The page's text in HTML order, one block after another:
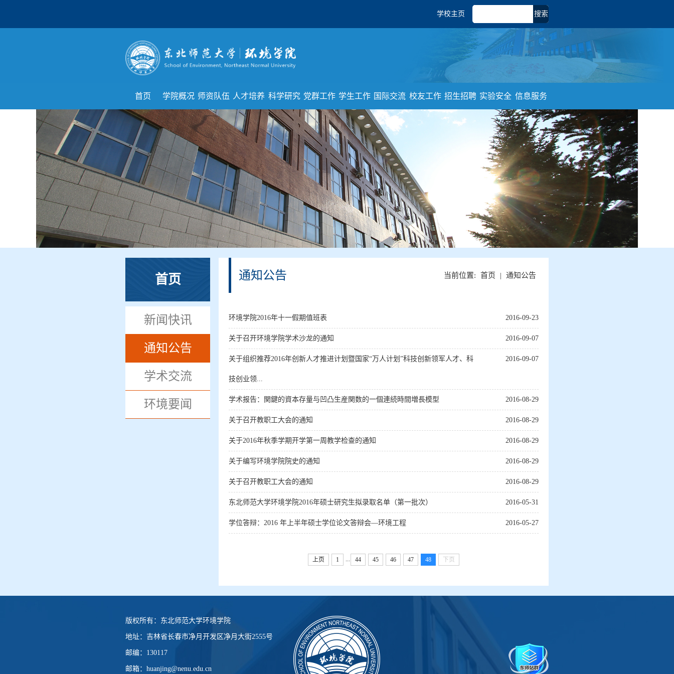
搜索
学校主页
首页 学院概况 师资队伍 人才培养 科学研究 党群工作 学生工作 国际交流 校友工作 招生招聘 实验安全 信息服务
首页
新闻快讯
通知公告
学术交流
环境要闻
通知公告 当前位置: 首页 | 通知公告
环境学院2016年十一假期值班表 2016-09-23
关于召开环境学院学术沙龙的通知 2016-09-07
关于组织推荐2016年创新人才推进计划暨国家“万人计划”科技创新领军人才、科
技创业领...
2016-09-07
学术报告：関鍵的資本存量与凹凸生産関数的一個連続時間増長模型 2016-08-29
关于召开教职工大会的通知 2016-08-29
关于2016年秋季学期开学第一周教学检查的通知 2016-08-29
关于编写环境学院院史的通知 2016-08-29
关于召开教职工大会的通知 2016-08-29
东北师范大学环境学院2016年硕士研究生拟录取名单（第一批次） 2016-05-31
学位答辩：2016 年上半年硕士学位论文答辩会—环境工程 2016-05-27
上页 1 ... 44 45 46 47 48 下页
版权所有： 东北师范大学环境学院
地址：吉林省长春市净月开发区净月大街2555号
邮编： 130117
邮箱：huanjing@nenu.edu.cn